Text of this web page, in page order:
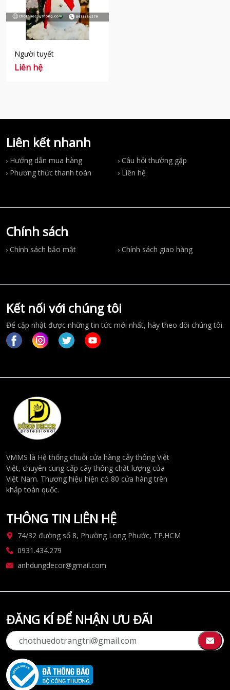
Người tuyết
Liên hệ
Liên kết nhanh
Hướng dẫn mua hàng
Câu hỏi thường gặp
Phương thức thanh toán
Liên hệ
Chính sách
Chính sách bảo mật Chính sách giao hàng
Kết nối với chúng tôi
Để cập nhật được những tin tức mới nhất, hãy theo dõi chúng tôi.
VMMS là Hệ thống chuỗi cửa hàng cây thông Việt
Việt, chuyên cung cấp cây thông chất lượng của
Việt Nam. Thương hiệu hiện có 80 cửa hàng trên
khắp toàn quốc.
THÔNG TIN LIÊN HỆ
74/32 đường số 8, Phường Long Phước, TP.HCM
0931.434.279
anhdungdecor@gmail.com
ĐĂNG KÍ ĐỂ NHẬN ƯU ĐÃI